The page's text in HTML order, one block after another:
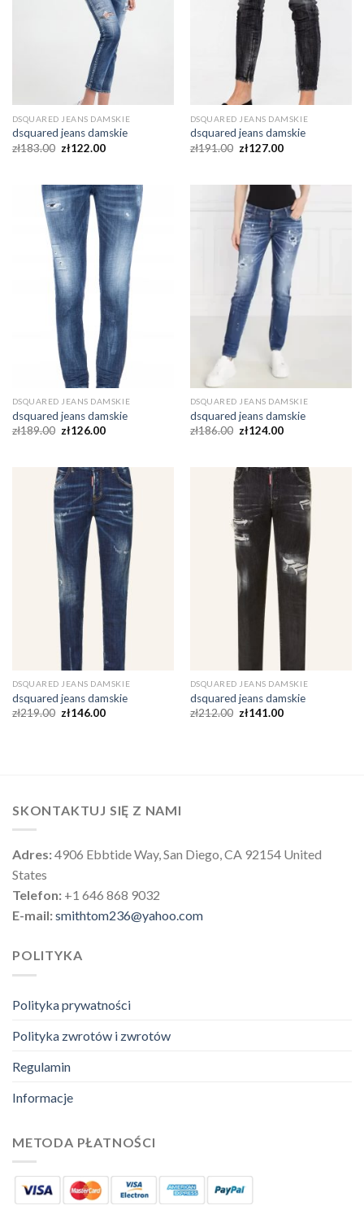
DSQUARED JEANS DAMSKIE
dsquared jeans damskie
zł183.00 zł122.00
DSQUARED JEANS DAMSKIE
dsquared jeans damskie
zł191.00 zł127.00
DSQUARED JEANS DAMSKIE
dsquared jeans damskie
zł189.00 zł126.00
DSQUARED JEANS DAMSKIE
dsquared jeans damskie
zł186.00 zł124.00
DSQUARED JEANS DAMSKIE
dsquared jeans damskie
zł219.00 zł146.00
DSQUARED JEANS DAMSKIE
dsquared jeans damskie
zł212.00 zł141.00
SKONTAKTUJ SIĘ Z NAMI
Adres:4906 Ebbtide Way, San Diego, CA 92154 United
States
Telefon: +1 646 868 9032
E-mail:smithtom236@yahoo.com
POLITYKA
Polityka prywatności
Polityka zwrotów i zwrotów
Regulamin
Informacje
METODA PŁATNOŚCI